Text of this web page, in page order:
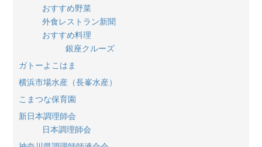
おすすめ野菜
外食レストラン新聞
おすすめ料理
銀座クルーズ
ガトーよこはま
横浜市場水産（長峯水産）
こまつな保育園
新日本調理師会
日本調理師会